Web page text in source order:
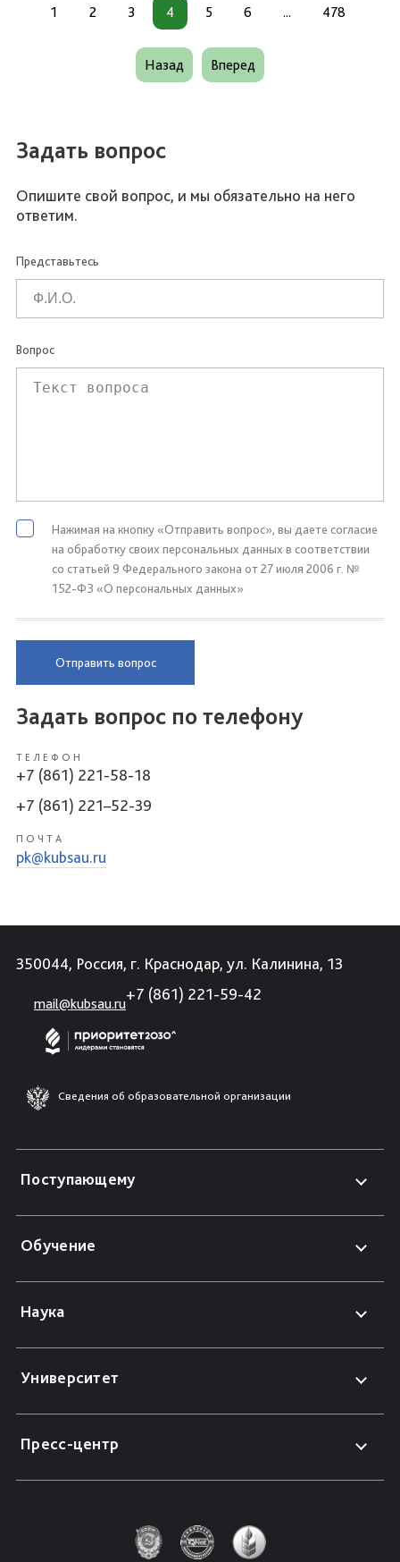
1 2 3 4 5 6 ... 478
Назад Вперед
Задать вопрос
Опишите свой вопрос, и мы обязательно на него
ответим.
Представьтесь
Вопрос
Нажимая на кнопку «Отправить вопрос», вы даете согласие
на обработку своих персональных данных в соответствии
со статьей 9 Федерального закона от 27 июля 2006 г. №
152-ФЗ «О персональных данных»
Отправить вопрос
Задать вопрос по телефону
ТЕЛЕФОН
+7 (861) 221-58-18
+7 (861) 221–52-39
ПОЧТА
pk@kubsau.ru
350044, Россия, г. Краснодар, ул. Калинина, 13
mail@kubsau.ru
+7 (861) 221-59-42
Сведения об образовательной организации
Поступающему
Обучение
Наука
Университет
Пресс-центр